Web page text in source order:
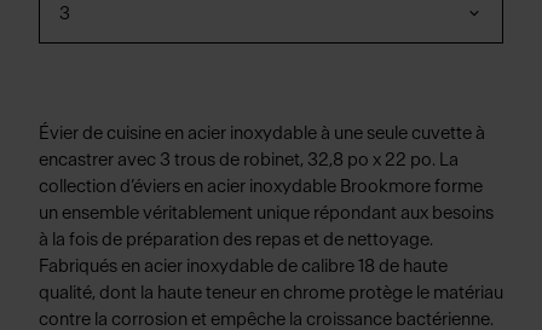
3
Évier de cuisine en acier inoxydable à une seule cuvette à
encastrer avec 3 trous de robinet, 32,8 po x 22 po. La
collection d’éviers en acier inoxydable Brookmore forme
un ensemble véritablement unique répondant aux besoins
à la fois de préparation des repas et de nettoyage.
Fabriqués en acier inoxydable de calibre 18 de haute
qualité, dont la haute teneur en chrome protège le matériau
contre la corrosion et empêche la croissance bactérienne.